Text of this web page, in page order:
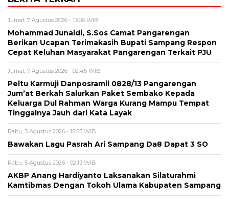
Jumat, 7 Agustus 2026 - 13:06 WIB
Mohammad Junaidi, S.Sos Camat Pangarengan
Berikan Ucapan Terimakasih Bupati Sampang Respon
Cepat Keluhan Masyarakat Pangarengan Terkait PJU
Jumat, 7 Agustus 2026 - 02:45 WIB
Peltu Karmuji Danposramil 0828/13 Pangarengan
Jum’at Berkah Salurkan Paket Sembako Kepada
Keluarga Dul Rahman Warga Kurang Mampu Tempat
Tinggalnya Jauh dari Kata Layak
Rabu, 5 Agustus 2026 - 15:53 WIB
Bawakan Lagu Pasrah Ari Sampang Da8 Dapat 3 SO
Rabu, 5 Agustus 2026 - 02:13 WIB
AKBP Anang Hardiyanto Laksanakan Silaturahmi
Kamtibmas Dengan Tokoh Ulama Kabupaten Sampang